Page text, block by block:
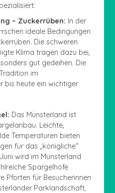
– Zuckerrüben: In der
ideale Bedingungen
Die schweren
Klima tragen dazu bei,
gut gedeihen. Die
im
bis heute ein wichtiger
Das Münsterland ist
Leichte,
Temperaturen bieten
für das „königliche“
wird im Münsterland
Spargelhöfe
Pforten für Besucherinnen
Parklandschaft,